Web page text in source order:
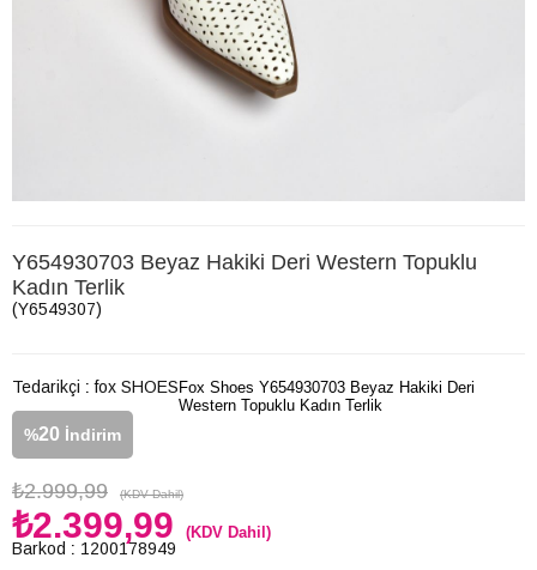
Y654930703 Beyaz Hakiki Deri Western Topuklu
Kadın Terlik
(Y6549307)
Tedarikçi : fox SHOES
%20 İndirim
₺2.999,99 (KDV Dahil)
₺2.399,99 (KDV Dahil)
Barkod : 1200178949
Fox Shoes Y654930703 Beyaz Hakiki Deri
Western Topuklu Kadın Terlik